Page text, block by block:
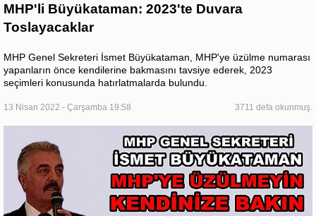
MHP'li Büyükataman: 2023'te Duvara
Toslayacaklar
MHP Genel Sekreteri İsmet Büyükataman, MHP'ye üzülme numarası
yapanların önce kendilerine bakmasını tavsiye ederek, 2023
seçimleri konusunda hatırlatmalarda bulundu.
13 Nisan 2022 - Çarşamba 19:58 3711 defa okunmuş.